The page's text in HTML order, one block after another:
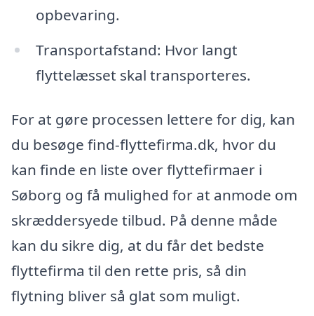
opbevaring.
Transportafstand: Hvor langt
flyttelæsset skal transporteres.
For at gøre processen lettere for dig, kan
du besøge find-flyttefirma.dk, hvor du
kan finde en liste over flyttefirmaer i
Søborg og få mulighed for at anmode om
skræddersyede tilbud. På denne måde
kan du sikre dig, at du får det bedste
flyttefirma til den rette pris, så din
flytning bliver så glat som muligt.